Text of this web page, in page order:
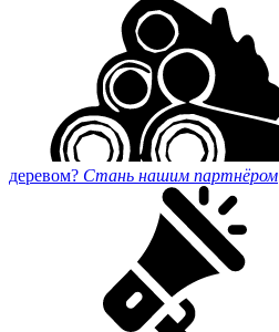
деревом? Стань нашим партнёром